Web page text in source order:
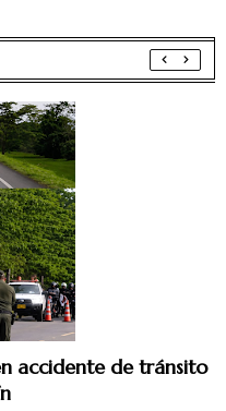
accidente de tránsito